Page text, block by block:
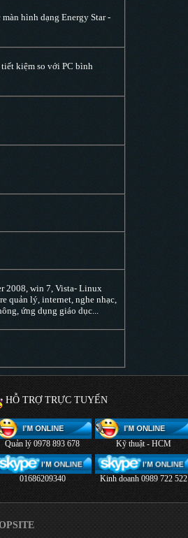
hình dạng Energy Star -
tiết kiệm so với PC bình
2008, win 7, Vista- Linux
quản lý, internet, nghe nhạc,
ứng dụng giáo dục...
HỖ TRỢ TRỰC TUYẾN
Quản lý 0978 893 678 Kỹ thuật - HCM
01686209340 Kinh doanh 0989 722 522